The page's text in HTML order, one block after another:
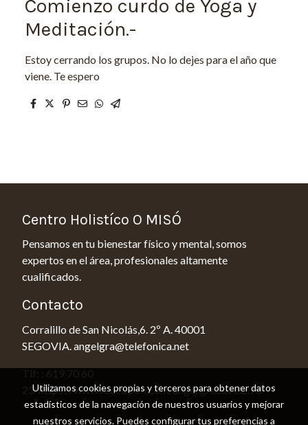
Comienzo curdo de Yoga y
Meditación.-
Estoy cerrando los grupos. No lo dejes para el año que
viene. Te espero
Centro Holistíco O MISÓ
Pensamos en tu bienestar físico y mental, somos
expertos en el área, profesionales altamente
cualificados.
Contacto
Corralillo de San Nicolás,6. 2º A. 40001
SEGOVIA. angelgra@telefonica.net
23 https://www.facebook.com/angel.graciaruiz.73
Utilizamos cookies propias y terceros para obtener datos
estadísticos de la navegación de nuestros usuarios y mejorar
nuestros servicios. Puedes configurar tus preferencias a